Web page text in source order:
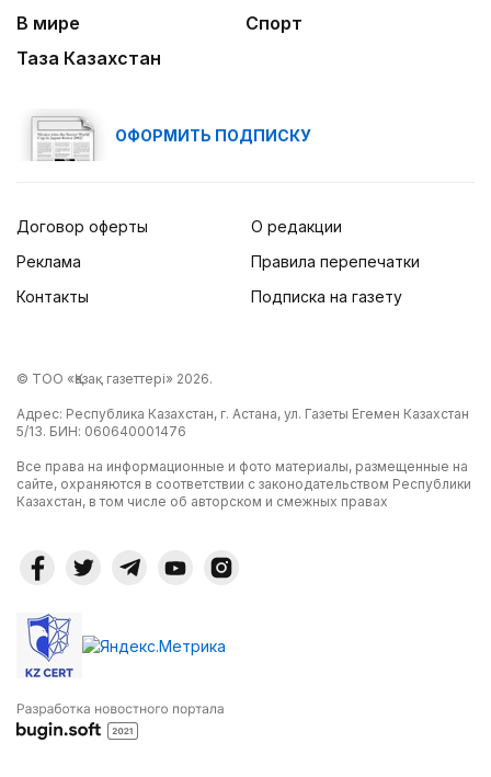
В мире
Спорт
Таза Казахстан
ОФОРМИТЬ ПОДПИСКУ
Договор оферты
Реклама
Контакты
О редакции
Правила перепечатки
Подписка на газету
© ТОО «Қазақ газеттері» 2026.
Адрес: Республика Казахстан, г. Астана, ул. Газеты Егемен Казахстан
5/13. БИН: 060640001476
Все права на информационные и фото материалы, размещенные на
сайте, охраняются в соответствии с законодательством Республики
Казахстан, в том числе об авторском и смежных правах